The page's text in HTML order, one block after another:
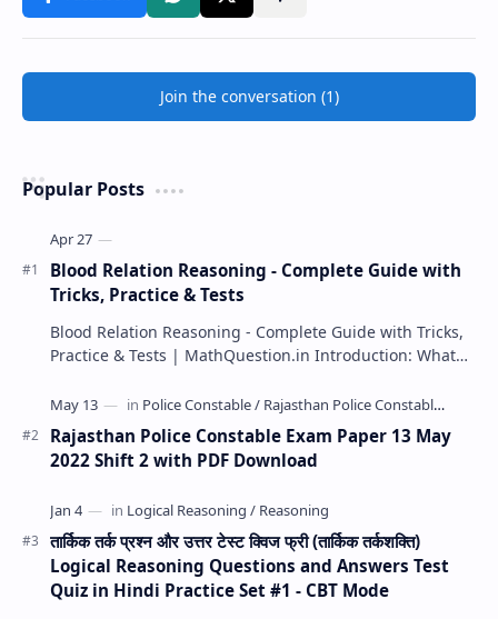
Join the conversation (1)
Popular Posts
Blood Relation Reasoning - Complete Guide with
Tricks, Practice & Tests
Blood Relation Reasoning - Complete Guide with Tricks,
Practice & Tests | MathQuestion.in Introduction: What…
Rajasthan Police Constable Exam Paper 13 May
2022 Shift 2 with PDF Download
तार्किक तर्क प्रश्न और उत्तर टेस्ट क्विज फ्री (तार्किक तर्कशक्ति)
Logical Reasoning Questions and Answers Test
Quiz in Hindi Practice Set #1 - CBT Mode